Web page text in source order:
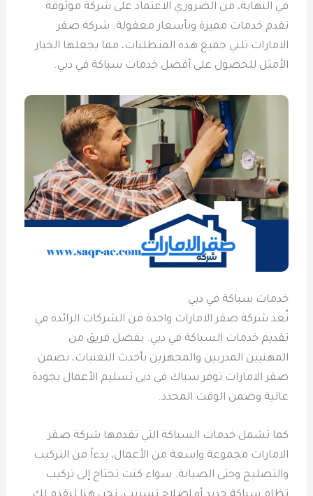
في النهاية، من الضروري الاعتماد على شركة موثوقة
تقدم خدمات مميزة وبأسعار معقولة. شركة صقر
الامارات تلبي جميع هذه المتطلبات، مما يجعلها الخيار
الأمثل للحصول على أفضل خدمات سباكة في دبي.
خدمات سباكة في دبي
تُعد شركة صقر الامارات واحدة من الشركات الرائدة في
تقديم خدمات السباكة في دبي. بفضل فريق من
المهنيين المدربين والمجهزين بأحدث التقنيات، تضمن
صقر الامارات توفر سباك في دبي تسليم الأعمال بجودة
عالية وضمن الوقت المحدد.
كما تشمل خدمات السباكة التي تقدمها شركة صقر
الامارات مجموعة واسعة من الأعمال، بدءاً من التركيب
والتصليح وحتى الصيانة. سواء كنت تحتاج إلى تركيب